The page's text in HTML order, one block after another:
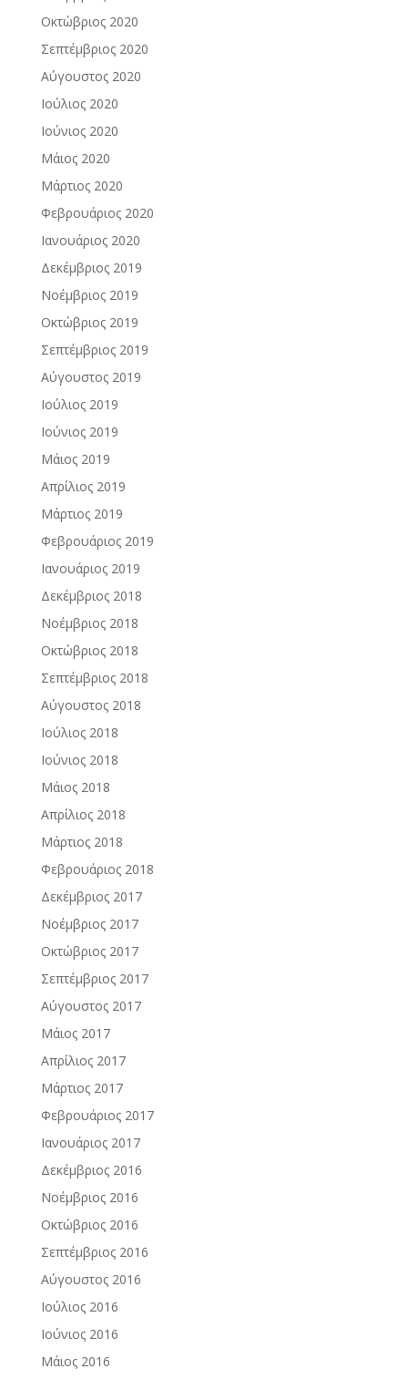
Οκτώβριος 2020
Σεπτέμβριος 2020
Αύγουστος 2020
Ιούλιος 2020
Ιούνιος 2020
Μάιος 2020
Μάρτιος 2020
Φεβρουάριος 2020
Ιανουάριος 2020
Δεκέμβριος 2019
Νοέμβριος 2019
Οκτώβριος 2019
Σεπτέμβριος 2019
Αύγουστος 2019
Ιούλιος 2019
Ιούνιος 2019
Μάιος 2019
Απρίλιος 2019
Μάρτιος 2019
Φεβρουάριος 2019
Ιανουάριος 2019
Δεκέμβριος 2018
Νοέμβριος 2018
Οκτώβριος 2018
Σεπτέμβριος 2018
Αύγουστος 2018
Ιούλιος 2018
Ιούνιος 2018
Μάιος 2018
Απρίλιος 2018
Μάρτιος 2018
Φεβρουάριος 2018
Δεκέμβριος 2017
Νοέμβριος 2017
Οκτώβριος 2017
Σεπτέμβριος 2017
Αύγουστος 2017
Μάιος 2017
Απρίλιος 2017
Μάρτιος 2017
Φεβρουάριος 2017
Ιανουάριος 2017
Δεκέμβριος 2016
Νοέμβριος 2016
Οκτώβριος 2016
Σεπτέμβριος 2016
Αύγουστος 2016
Ιούλιος 2016
Ιούνιος 2016
Μάιος 2016